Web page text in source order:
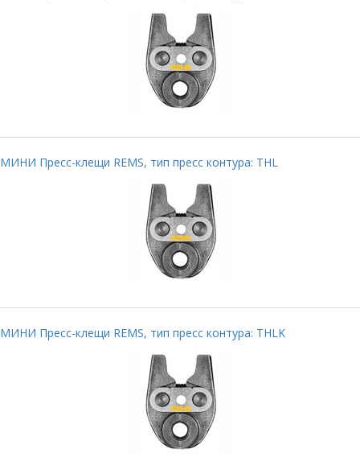
МИНИ Пресс-клещи REMS, тип пресс контура: THL
МИНИ Пресс-клещи REMS, тип пресс контура: THLK